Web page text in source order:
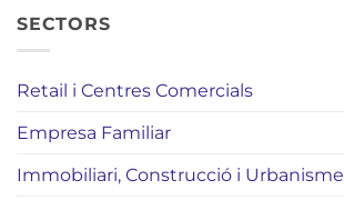
SECTORS
Retail i Centres Comercials
Empresa Familiar
Immobiliari, Construcció i Urbanisme